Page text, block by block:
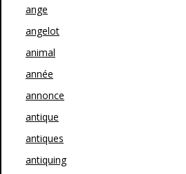
ange
angelot
animal
année
annonce
antique
antiques
antiquing